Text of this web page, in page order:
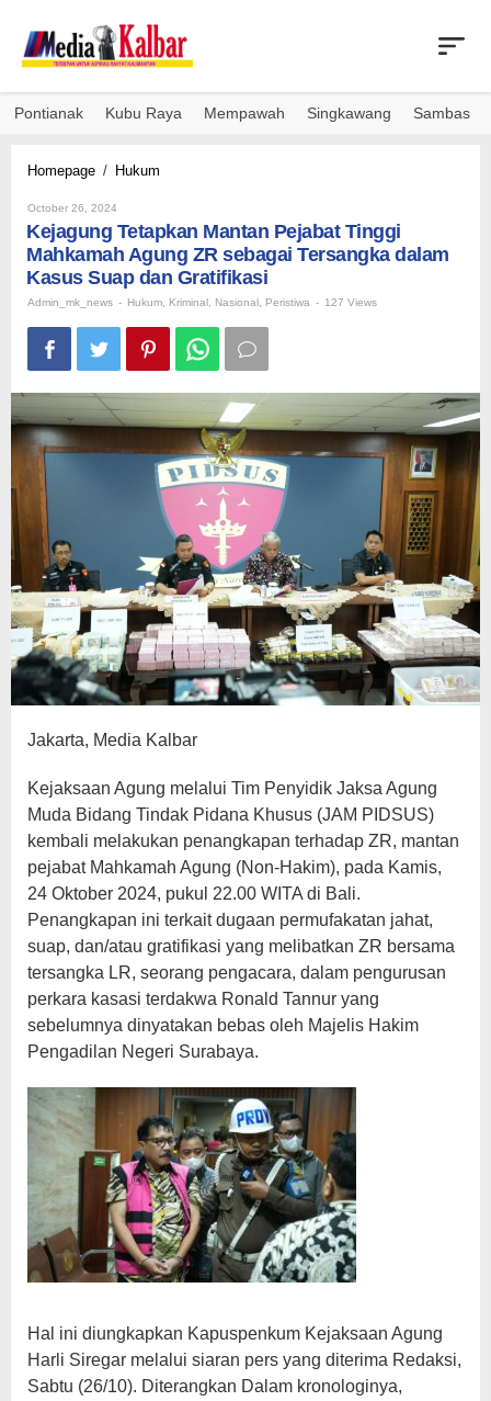
content
Pontianak Kubu Raya Mempawah Singkawang Sambas
Homepage / Hukum
Pejabat
Tinggi
Mahkamah
Agung
ZR
sebagai
Tersangka
dalam
dan
Gratifikasi
October 26, 2024
Kejagung Tetapkan Mantan Pejabat Tinggi
Mahkamah Agung ZR sebagai Tersangka dalam
Kasus Suap dan Gratifikasi
Admin_mk_news - Hukum Kriminal Nasional Peristiwa - 127 Views
Jakarta, Media Kalbar
Kejaksaan Agung melalui Tim Penyidik Jaksa Agung
Muda Bidang Tindak Pidana Khusus (JAM PIDSUS)
kembali melakukan penangkapan terhadap ZR, mantan
pejabat Mahkamah Agung (Non-Hakim), pada Kamis,
24 Oktober 2024, pukul 22.00 WITA di Bali.
Penangkapan ini terkait dugaan permufakatan jahat,
suap, dan/atau gratifikasi yang melibatkan ZR bersama
tersangka LR, seorang pengacara, dalam pengurusan
perkara kasasi terdakwa Ronald Tannur yang
sebelumnya dinyatakan bebas oleh Majelis Hakim
Pengadilan Negeri Surabaya.
Hal ini diungkapkan Kapuspenkum Kejaksaan Agung
Harli Siregar melalui siaran pers yang diterima Redaksi,
Sabtu (26/10). Diterangkan Dalam kronologinya,